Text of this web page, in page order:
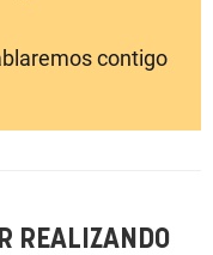
contigo
REALIZANDO